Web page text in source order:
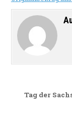
Tag der